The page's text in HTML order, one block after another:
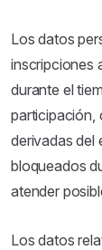
Los datos
inscripciones
durante el
participación,
derivadas del
bloqueados
atender
Los datos